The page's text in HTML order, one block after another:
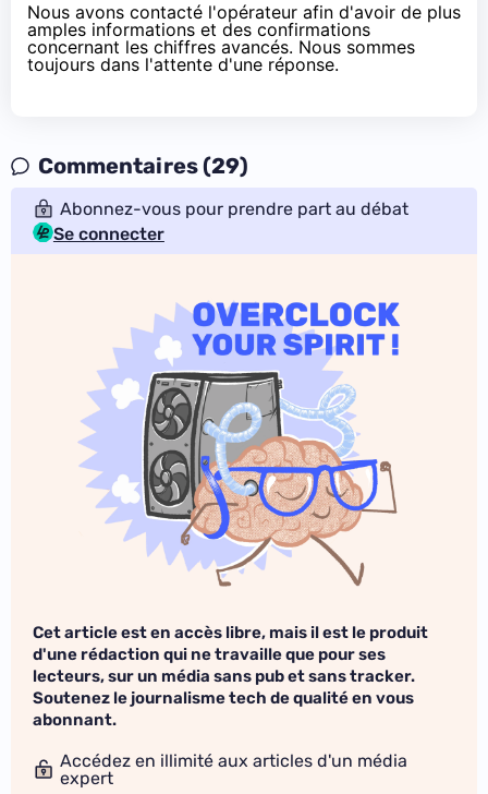
Nous avons contacté l'opérateur afin d'avoir de plus
amples informations et des confirmations
concernant les chiffres avancés. Nous sommes
toujours dans l'attente d'une réponse.
Commentaires (29)
Abonnez-vous pour prendre part au débat
Se connecter
Cet article est en accès libre, mais il est le produit
d'une rédaction qui ne travaille que pour ses
lecteurs, sur un média sans pub et sans tracker.
Soutenez le journalisme tech de qualité en vous
abonnant.
Accédez en illimité aux articles d'un média
expert